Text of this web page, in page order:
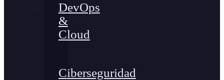
DevOps
&
Cloud
Ciberseguridad